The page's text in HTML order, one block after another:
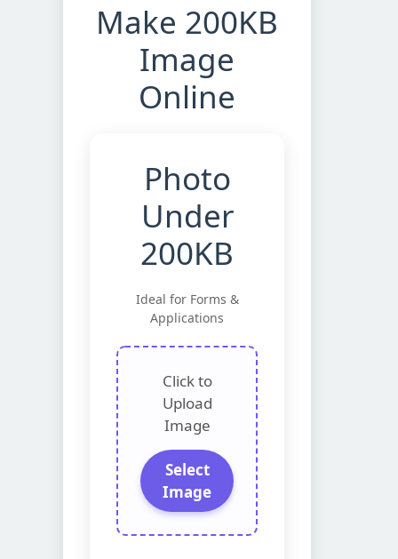
Make 200KB
Image
Online
Photo
Under
200KB
Ideal for Forms &
Applications
Click to
Upload
Image
Select
Image